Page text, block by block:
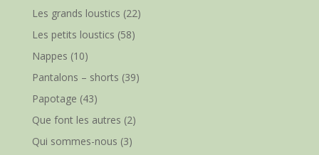
Les grands loustics (22)
Les petits loustics (58)
Nappes (10)
Pantalons – shorts (39)
Papotage (43)
Que font les autres (2)
Qui sommes-nous (3)